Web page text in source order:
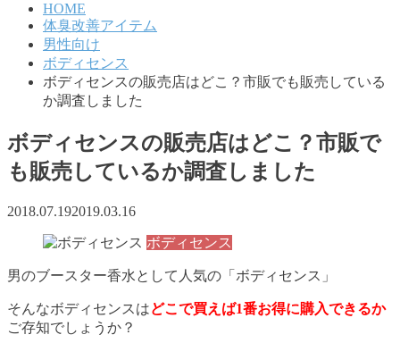
HOME
体臭改善アイテム
男性向け
ボディセンス
ボディセンスの販売店はどこ？市販でも販売している
か調査しました
ボディセンスの販売店はどこ？市販で
も販売しているか調査しました
2018.07.192019.03.16
ボディセンス
男のブースター香水として人気の「ボディセンス」
そんなボディセンスはどこで買えば1番お得に購入できるか
ご存知でしょうか？